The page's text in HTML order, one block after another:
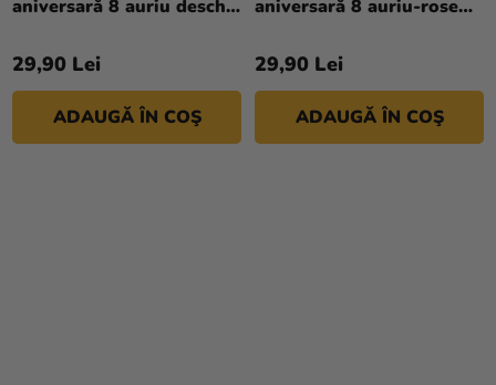
aniversară 8 auriu deschis
29,90 Lei
ADAUGĂ ÎN COŞ
aniversară 8 auriu-rose
29,90 Lei
ADAUGĂ ÎN COŞ